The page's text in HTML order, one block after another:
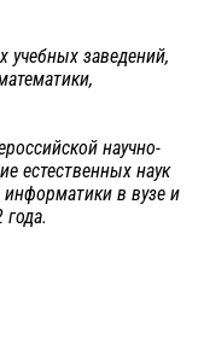
учебных заведений,
научно-
естественных наук
в вузе и